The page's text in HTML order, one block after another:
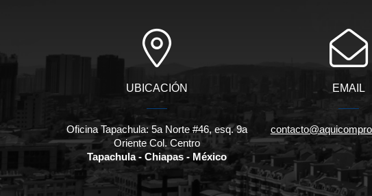
UBICACIÓN
Oficina Tapachula: 5a Norte #46, esq. 9a
Oriente Col. Centro
Tapachula - Chiapas - México
EMAIL